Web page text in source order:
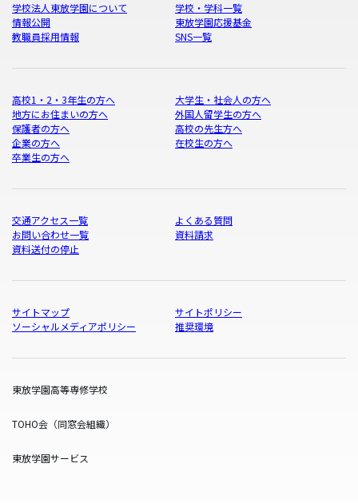
学校法人東放学園について
学校・学科一覧
情報公開
東放学園応援基金
教職員採用情報
SNS一覧
高校1・2・3年生の方へ
大学生・社会人の方へ
地方にお住まいの方へ
外国人留学生の方へ
保護者の方へ
高校の先生方へ
企業の方へ
在校生の方へ
卒業生の方へ
交通アクセス一覧
よくある質問
お問い合わせ一覧
資料請求
資料送付の停止
サイトマップ
サイトポリシー
ソーシャルメディアポリシー
推奨環境
東放学園高等専修学校
TOHO会（同窓会組織）
東放学園サービス